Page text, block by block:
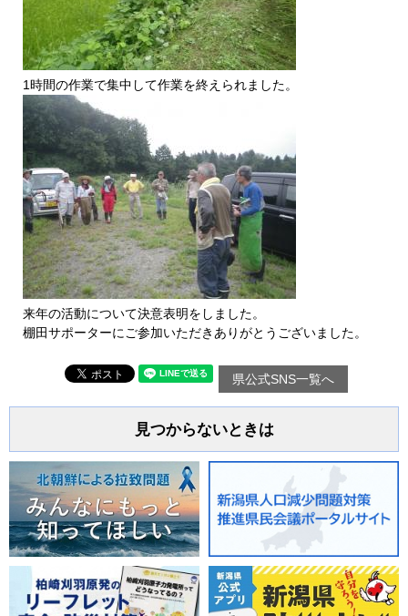
1時間の作業で集中して作業を終えられました。
来年の活動について決意表明をしました。
棚田サポーターにご参加いただきありがとうございました。
県公式SNS一覧へ
見つからないときは